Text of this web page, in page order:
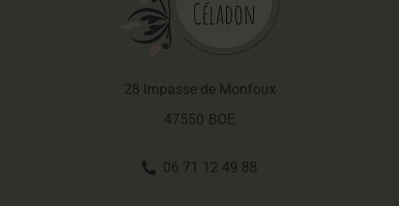
28 Impasse de Monfoux
47550 BOE
06 71 12 49 88